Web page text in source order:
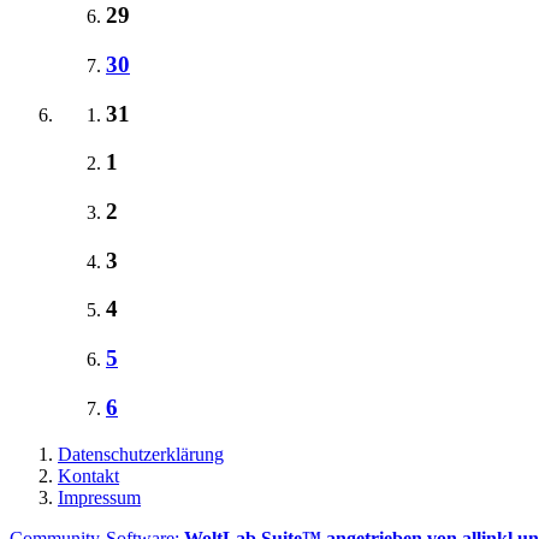
29
30
31
1
2
3
4
5
6
Datenschutzerklärung
Kontakt
Impressum